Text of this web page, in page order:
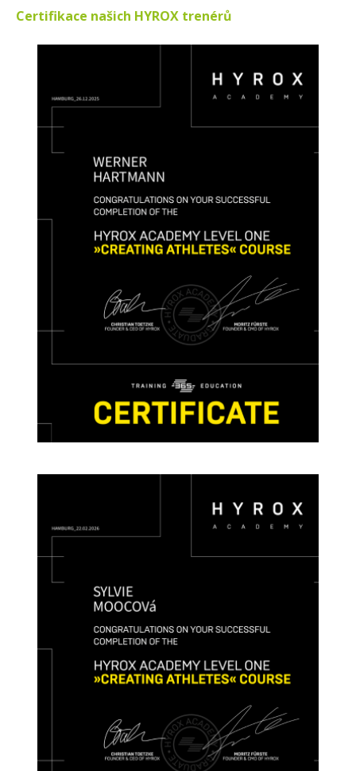
Certifikace našich HYROX trenérů